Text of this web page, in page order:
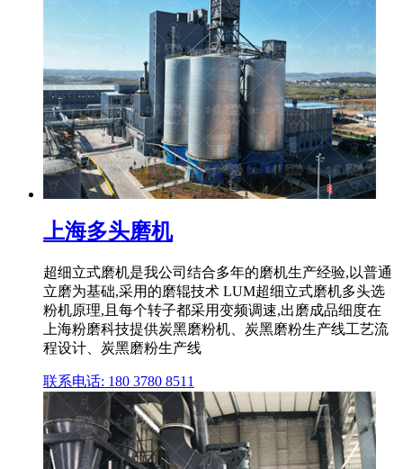
上海多头磨机
超细立式磨机是我公司结合多年的磨机生产经验,以普通
立磨为基础,采用的磨辊技术 LUM超细立式磨机多头选
粉机原理,且每个转子都采用变频调速,出磨成品细度在
上海粉磨科技提供炭黑磨粉机、炭黑磨粉生产线工艺流
程设计、炭黑磨粉生产线
联系电话: 180 3780 8511